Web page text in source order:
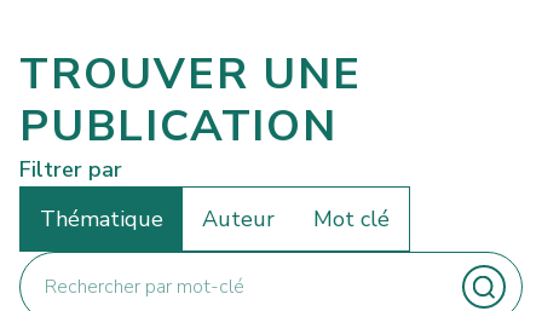
TROUVER UNE
PUBLICATION
Filtrer par
Thématique
Auteur Mot clé